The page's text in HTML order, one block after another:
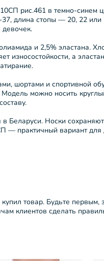
рис.461 в темно-синем
длина стопы — 20, 22 или
девочек.
и 2,5% эластана.
износостойкости, а
шортами и спортивной
можно носить
Беларуси. Носки
— практичный вариант для
товар. Будьте первым,
клиентов сделать